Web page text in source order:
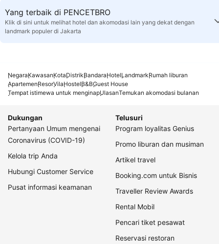
Yang terbaik di PENCETBRO
Klik di sini untuk melihat hotel dan akomodasi lain yang dekat dengan
landmark populer di Jakarta
NegaraKawasanKotaDistrikBandaraHotelLandmarkRumah liburan
ApartemenResorVilaHostelB&BGuest House
Tempat istimewa untuk menginapUlasanTemukan akomodasi bulanan
Dukungan
Pertanyaan Umum mengenai
Coronavirus (COVID-19)
Kelola trip Anda
Hubungi Customer Service
Pusat informasi keamanan
Telusuri
Program loyalitas Genius
Promo liburan dan musiman
Artikel travel
Booking.com untuk Bisnis
Traveller Review Awards
Rental Mobil
Pencari tiket pesawat
Reservasi restoran